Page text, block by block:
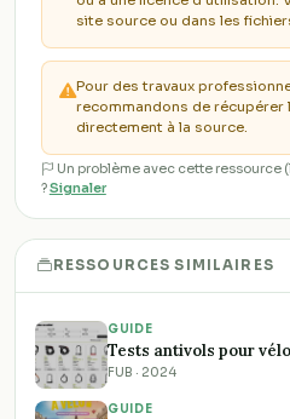
site source ou dans les
Pour des travaux
recommandons de récupérer
directement à la source.
Un problème avec cette ressource
?Signaler
RESSOURCES SIMILAIRES
GUIDE
Tests antivols pour vélo
FUB · 2024
GUIDE